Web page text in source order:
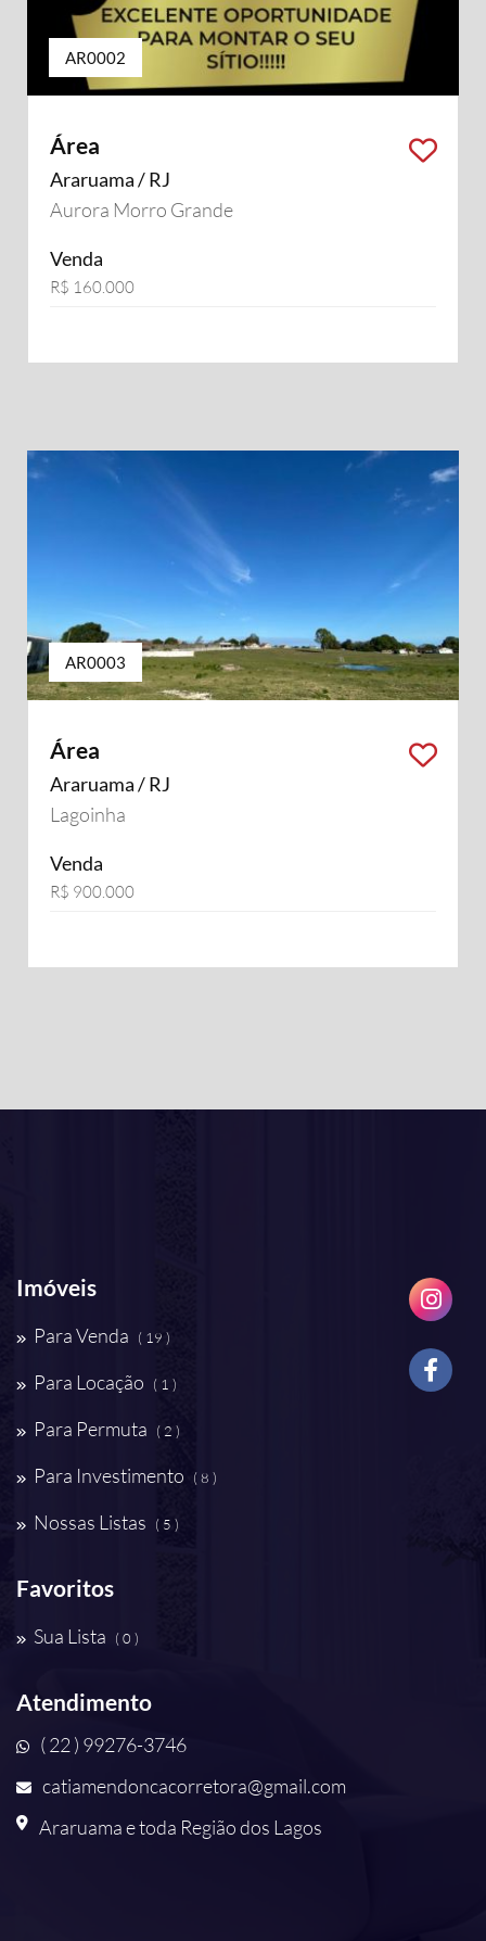
AR0002
Área
Araruama / RJ
Aurora Morro Grande
Venda
R$ 160.000
AR0003
Área
Araruama / RJ
Lagoinha
Venda
R$ 900.000
Imóveis
Para Venda ( 19 )
Para Locação ( 1 )
Para Permuta ( 2 )
Para Investimento ( 8 )
Nossas Listas ( 5 )
Favoritos
Sua Lista ( 0 )
Atendimento
( 22 ) 99276-3746
catiamendoncacorretora@gmail.com
Araruama e toda Região dos Lagos